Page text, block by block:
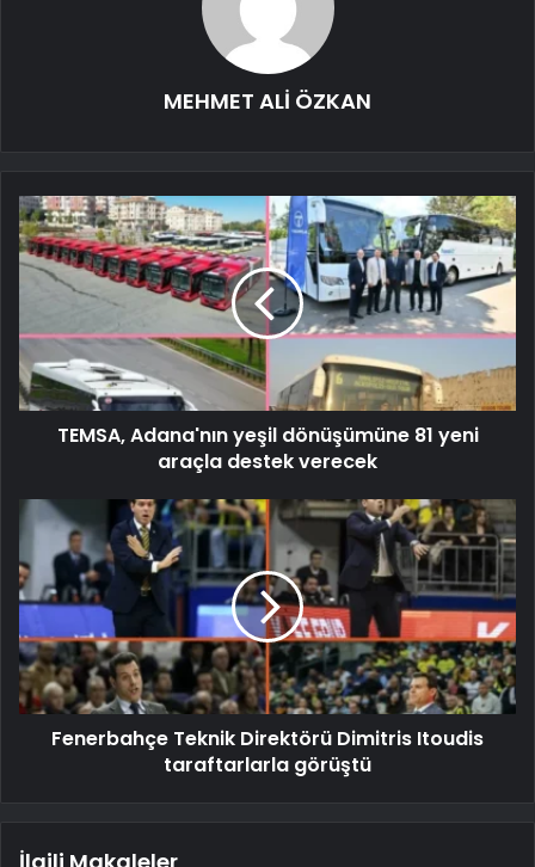
MEHMET ALİ ÖZKAN
TEMSA, Adana'nın yeşil dönüşümüne 81 yeni
araçla destek verecek
Fenerbahçe Teknik Direktörü Dimitris Itoudis
taraftarlarla görüştü